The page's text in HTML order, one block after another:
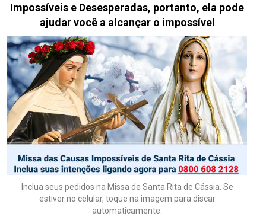
Impossíveis e Desesperadas, portanto, ela pode
ajudar você a alcançar o impossível
Inclua seus pedidos na Missa de Santa Rita de Cássia. Se
estiver no celular, toque na imagem para discar
automaticamente.